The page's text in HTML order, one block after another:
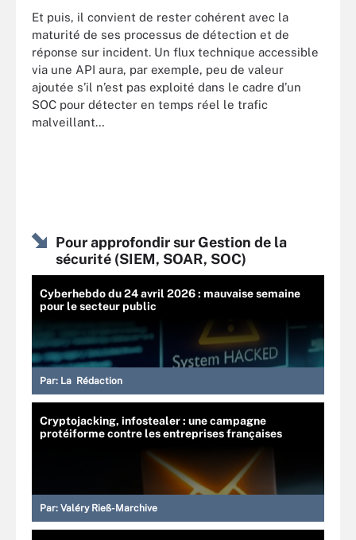
Et puis, il convient de rester cohérent avec la
maturité de ses processus de détection et de
réponse sur incident. Un flux technique accessible
via une API aura, par exemple, peu de valeur
ajoutée s’il n’est pas exploité dans le cadre d’un
SOC pour détecter en temps réel le trafic
malveillant…
Pour approfondir sur Gestion de la
sécurité (SIEM, SOAR, SOC)
Cyberhebdo du 24 avril 2026 : mauvaise semaine
pour le secteur public
Par: La Rédaction
Cryptojacking, infostealer : une campagne
protéiforme contre les entreprises françaises
Par: Valéry Rieß-Marchive